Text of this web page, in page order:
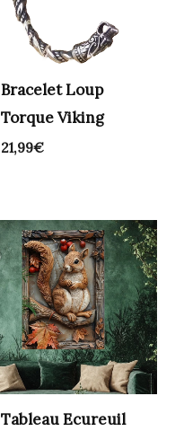
Bracelet Loup
Torque Viking
21,99€
Tableau Ecureuil
Plage
de
prix :
43,99€
à
71,99€